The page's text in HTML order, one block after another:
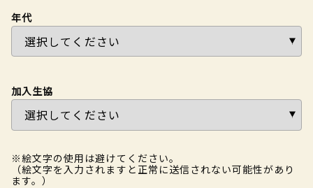
年代
加入生協
※絵文字の使用は避けてください。
（絵文字を入力されますと正常に送信されない可能性があり
ます。）